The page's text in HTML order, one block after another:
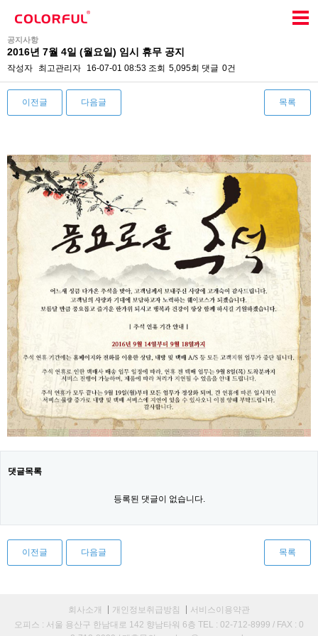
공지사항
2016년 7월 4일 (월요일) 임시 휴무 공지
작성자 최고관리자 16-07-01 08:53 조회 5,095회 댓글 0건
이전글 다음글 목록
댓글목록
등록된 댓글이 없습니다.
이전글 다음글 목록
회사소개 개인정보취급방침
서비스이용약관
오피스 : 서울 용산구 한남대로 142 향남타워 6층 TEL : 02-712-8999 / FAX : 0